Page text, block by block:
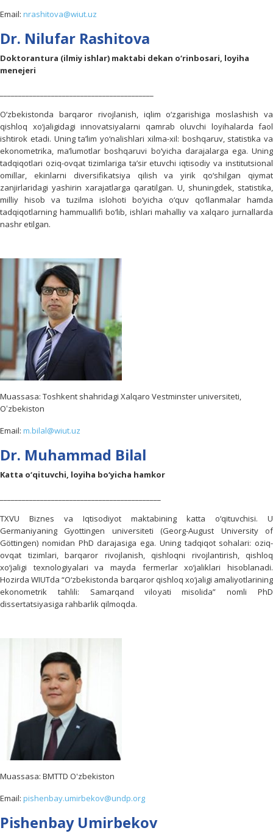
Email: nrashitova@wiut.uz
Dr. Nilufar Rashitova
Doktorantura (ilmiy ishlar) maktabi dekan o‘rinbosari, loyiha
menejeri
O‘zbekistonda barqaror rivojlanish, iqlim o‘zgarishiga moslashish va
qishloq xo‘jaligidagi innovatsiyalarni qamrab oluvchi loyihalarda faol
ishtirok etadi. Uning taʼlim yo‘nalishlari xilma-xil: boshqaruv, statistika va
ekonometrika, maʼlumotlar boshqaruvi bo‘yicha darajalarga ega. Uning
tadqiqotlari oziq-ovqat tizimlariga taʼsir etuvchi iqtisodiy va institutsional
omillar, ekinlarni diversifikatsiya qilish va yirik qo‘shilgan qiymat
zanjirlaridagi yashirin xarajatlarga qaratilgan. U, shuningdek, statistika,
milliy hisob va tuzilma islohoti bo‘yicha o‘quv qo‘llanmalar hamda
tadqiqotlarning hammuallifi bo‘lib, ishlari mahalliy va xalqaro jurnallarda
nashr etilgan.
Muassasa: Toshkent shahridagi Xalqaro Vestminster universiteti,
Oʻzbekiston
Email: m.bilal@wiut.uz
Dr. Muhammad Bilal
Katta o‘qituvchi, loyiha bo‘yicha hamkor
TXVU Biznes va Iqtisodiyot maktabining katta o‘qituvchisi. U
Germaniyaning Gyottingen universiteti (Georg-August University of
Göttingen) nomidan PhD darajasiga ega. Uning tadqiqot sohalari: oziq-
ovqat tizimlari, barqaror rivojlanish, qishloqni rivojlantirish, qishloq
xo‘jaligi texnologiyalari va mayda fermerlar xo‘jaliklari hisoblanadi.
Hozirda WIUTda “O‘zbekistonda barqaror qishloq xo‘jaligi amaliyotlarining
ekonometrik tahlili: Samarqand viloyati misolida” nomli PhD
dissertatsiyasiga rahbarlik qilmoqda.
Muassasa: BMTTD O'zbekiston
Email: pishenbay.umirbekov@undp.org
Pishenbay Umirbekov